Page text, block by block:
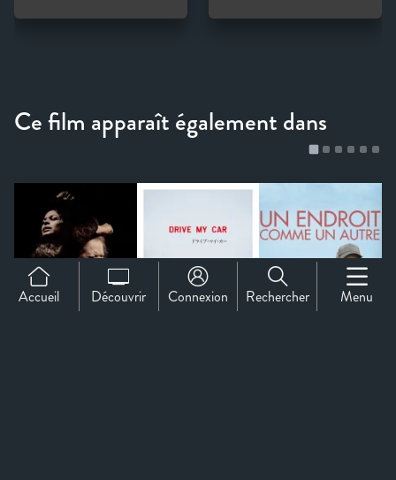
Accueil Découvrir Connexion Rechercher Menu